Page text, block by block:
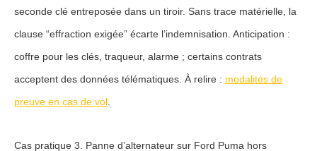
seconde clé entreposée dans un tiroir. Sans trace matérielle, la
clause “effraction exigée” écarte l’indemnisation. Anticipation :
coffre pour les clés, traqueur, alarme ; certains contrats
acceptent des données télématiques. À relire : modalités de
preuve en cas de vol
Cas pratique 3. Panne d’alternateur sur Ford Puma hors